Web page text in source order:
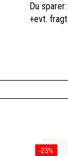
Du sparer:
+evt. fragt
-25%